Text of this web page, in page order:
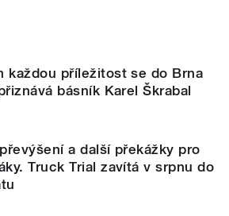
každou příležitost se do Brna
básník Karel Škrabal
a další překážky pro
Truck Trial zavítá v srpnu do